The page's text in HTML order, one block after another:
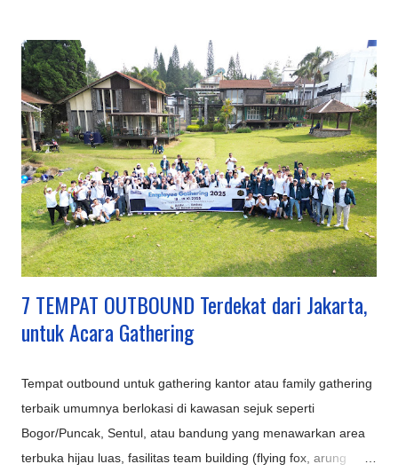
Bandung dengan sentuhan instagrammable dan edukatif.
Inovasi Destinasi Wisata Bandung Terbaru & Kekinian: Sarae
Hills : Menyajikan miniatur bangunan ikonik dunia (Eiffel,
Patung Liberty, dll.) dengan konsep 'keliling dunia dalam
sehari'. Nimo Highland : Menawarkan pemandangan kebun teh
dan jembatan kaca berbentuk U, ditambah fasilitas glamping
mewah. Hutan Mycelia Cikole : Konsep unik bertema jamur
dengan instalasi lampu artistik, cocok untuk suasana m...
7 TEMPAT OUTBOUND Terdekat dari Jakarta,
untuk Acara Gathering
Tempat outbound untuk gathering kantor atau family gathering
terbaik umumnya berlokasi di kawasan sejuk seperti
Bogor/Puncak, Sentul, atau bandung yang menawarkan area
terbuka hijau luas, fasilitas team building (flying fox, arung